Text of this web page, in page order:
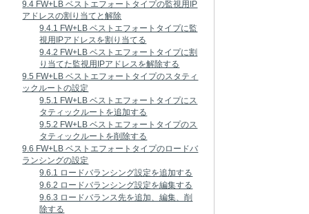
9.4 FW+LB ベストエフォートタイプの監視用IP
アドレスの割り当てと解除
9.4.1 FW+LB ベストエフォートタイプに監
視用IPアドレスを割り当てる
9.4.2 FW+LB ベストエフォートタイプに割
り当てた監視用IPアドレスを解除する
9.5 FW+LB ベストエフォートタイプのスタティ
ックルートの設定
9.5.1 FW+LB ベストエフォートタイプにス
タティックルートを追加する
9.5.2 FW+LB ベストエフォートタイプのス
タティックルートを削除する
9.6 FW+LB ベストエフォートタイプのロードバ
ランシングの設定
9.6.1 ロードバランシング設定を追加する
9.6.2 ロードバランシング設定を編集する
9.6.3 ロードバランス先を追加、編集、削
除する